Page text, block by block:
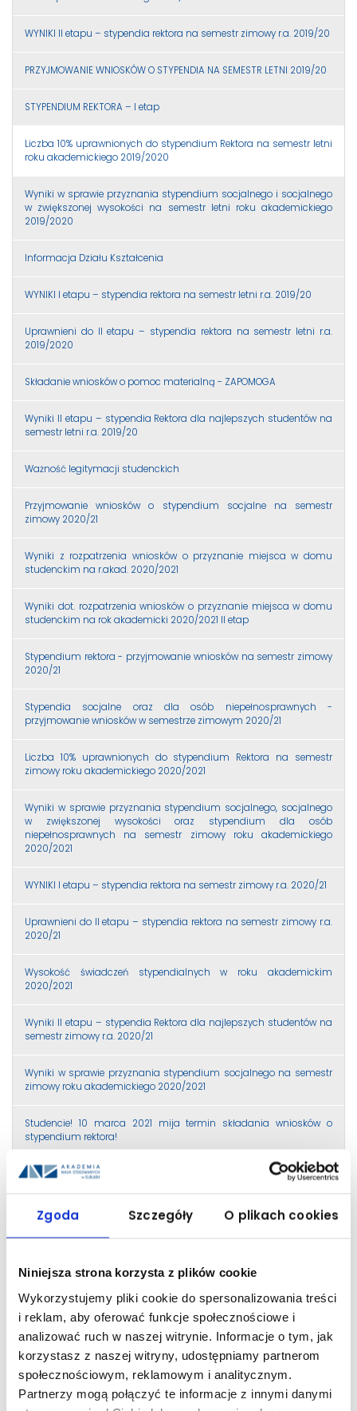
Zgoda Szczegóły O plikach cookies
Niniejsza strona korzysta z plików cookie
Wykorzystujemy pliki cookie do spersonalizowania treści
i reklam, aby oferować funkcje społecznościowe i
analizować ruch w naszej witrynie. Informacje o tym, jak
korzystasz z naszej witryny, udostępniamy partnerom
społecznościowym, reklamowym i analitycznym.
Partnerzy mogą połączyć te informacje z innymi danymi
WYNIKI II etapu – stypendia rektora na semestr zimowy r.a. 2019/20
PRZYJMOWANIE WNIOSKÓW O STYPENDIA NA SEMESTR LETNI 2019/20
STYPENDIUM REKTORA – I etap
Liczba 10% uprawnionych do stypendium Rektora na semestr letni
roku akademickiego 2019/2020
Wyniki w sprawie przyznania stypendium socjalnego i socjalnego
w zwiększonej wysokości na semestr letni roku akademickiego
2019/2020
Informacja Działu Kształcenia
WYNIKI I etapu – stypendia rektora na semestr letni r.a. 2019/20
Uprawnieni do II etapu – stypendia rektora na semestr letni r.a.
2019/2020
Składanie wniosków o pomoc materialną - ZAPOMOGA
Wyniki II etapu – stypendia Rektora dla najlepszych studentów na
semestr letni r.a. 2019/20
Ważność legitymacji studenckich
Przyjmowanie wniosków o stypendium socjalne na semestr
zimowy 2020/21
Wyniki z rozpatrzenia wniosków o przyznanie miejsca w domu
studenckim na r.akad. 2020/2021
Wyniki dot. rozpatrzenia wniosków o przyznanie miejsca w domu
studenckim na rok akademicki 2020/2021 II etap
Stypendium rektora - przyjmowanie wniosków na semestr zimowy
2020/21
Stypendia socjalne oraz dla osób niepełnosprawnych -
przyjmowanie wniosków w semestrze zimowym 2020/21
Liczba 10% uprawnionych do stypendium Rektora na semestr
zimowy roku akademickiego 2020/2021
Wyniki w sprawie przyznania stypendium socjalnego, socjalnego
w zwiększonej wysokości oraz stypendium dla osób
niepełnosprawnych na semestr zimowy roku akademickiego
2020/2021
WYNIKI I etapu – stypendia rektora na semestr zimowy r.a. 2020/21
Uprawnieni do II etapu – stypendia rektora na semestr zimowy r.a.
2020/21
Wysokość świadczeń stypendialnych w roku akademickim
2020/2021
Wyniki II etapu – stypendia Rektora dla najlepszych studentów na
semestr zimowy r.a. 2020/21
Wyniki w sprawie przyznania stypendium socjalnego na semestr
zimowy roku akademickiego 2020/2021
Studencie! 10 marca 2021 mija termin składania wniosków o
stypendium rektora!
Liczba 10% uprawnionych do stypendium Rektora na semestr letni
Przyjmowanie wniosków o stypendium Rektora na semestr letni
2020/2021
Liczenie średniej dla studentów studiów II stopnia
Przedłużony termin składania wniosków o stypendium Rektora dla
studentów kierunku Studia menadżersko-prawne II stopnia
Wyniki w sprawie przyznania stypendium socjalnego oraz
socjalnego w zwiększonej wysokości na semestr letni roku
akademickiego 2020/2021